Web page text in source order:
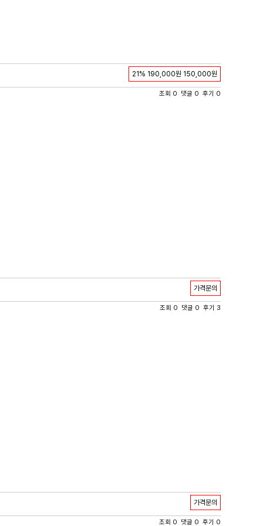
21% 190,000원 150,000원
조회 0 댓글 0 후기 0
가격문의
조회 0 댓글 0 후기 3
가격문의
조회 0 댓글 0 후기 0